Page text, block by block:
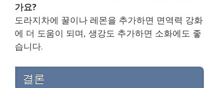
가요?
도라지차에 꿀이나 레몬을 추가하면 면역력 강화
에 더 도움이 되며, 생강도 추가하면 소화에도 좋
습니다.
결론